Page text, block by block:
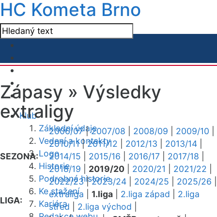
HC Kometa Brno
Klub
Základní údaje
Vedení a kontakty
Logo
Historie
Podrobná historie
Ke stažení
Kariéra
Zápasy » Výsledky
extraligy
SEZONA:
2006/07|2007/08 2008/09 2009/10
2010/11|2011/12 2012/13 2013/14
2014/15
2015/16 2016/17 2017/18
2018/19
2019/20 2020/21 2021/22
2022/23|2023/24 2024/25 2025/26
LIGA:
extraliga 1.liga 2.liga západ
2.liga
střed
2.liga východ